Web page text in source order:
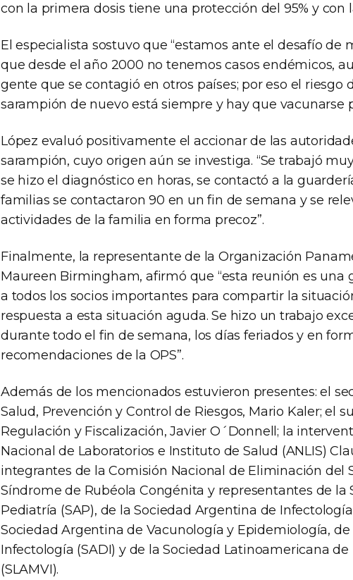
con la primera dosis tiene una protección del 95% y con
El especialista sostuvo que “estamos ante el desafío de
que desde el año 2000 no tenemos casos endémicos,
gente que se contagió en otros países; por eso el riesgo
sarampión de nuevo está siempre y hay que vacunarse
López evaluó positivamente el accionar de las
sarampión, cuyo origen aún se investiga. “Se trabajó
se hizo el diagnóstico en horas, se contactó a la
familias se contactaron 90 en un fin de semana y se
actividades de la familia en forma precoz”.
Finalmente, la representante de la Organización
Maureen Birmingham, afirmó que “esta reunión es
a todos los socios importantes para compartir la
respuesta a esta situación aguda. Se hizo un trabajo
durante todo el fin de semana, los días feriados y en
recomendaciones de la OPS”.
Además de los mencionados estuvieron presentes: el
Salud, Prevención y Control de Riesgos, Mario Kaler; el
Regulación y Fiscalización, Javier O´Donnell; la
Nacional de Laboratorios e Instituto de Salud (ANLIS)
integrantes de la Comisión Nacional de Eliminación del
Síndrome de Rubéola Congénita y representantes de la
Pediatría (SAP), de la Sociedad Argentina de
Sociedad Argentina de Vacunología y Epidemiología,
Infectología (SADI) y de la Sociedad Latinoamericana
(SLAMVI).